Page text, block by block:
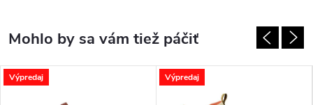
Výpredaj Výpredaj